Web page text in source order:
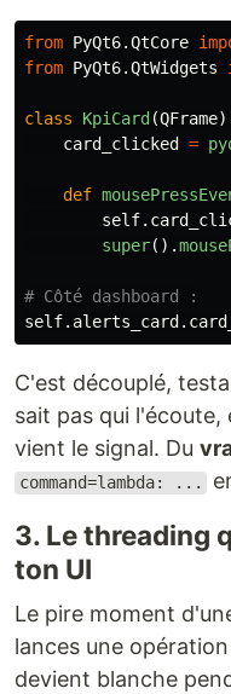
from PyQt6.QtCore
from PyQt6.QtWidgets
class KpiCard (QFrame
card_clicked
=
def
self.
super().
self. alerts_card .
C'est découplé,
sait pas qui l'écoute,
vient le signal. Du
command=lambda: ...
3. Le threading
ton UI
Le pire moment
lances une
devient blanche